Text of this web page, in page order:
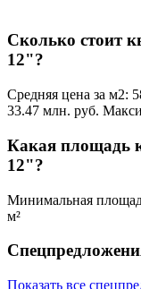
Сколько стоит
12"?
Средняя цена за м2:
33.47 млн. руб.
Какая площадь
12"?
Минимальная
м²
Показать все